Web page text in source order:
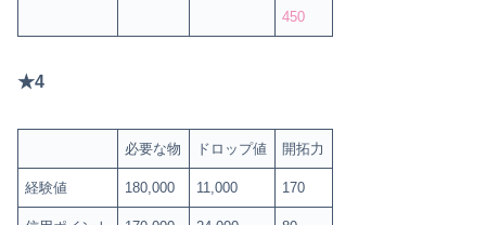
450
★4
必要な物 ドロップ値 開拓力
経験値 180,000 11,000 170